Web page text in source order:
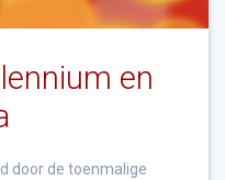
en
door de toenmalige